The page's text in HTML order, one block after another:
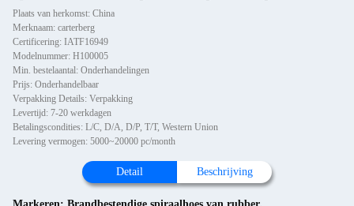
Plaats van herkomst: China
Merknaam: carterberg
Certificering: IATF16949
Modelnummer: H100005
Min. bestelaantal: Onderhandelingen
Prijs: Onderhandelbaar
Verpakking Details: Verpakking
Levertijd: 7-20 werkdagen
Betalingscondities: L/C, D/A, D/P, T/T, Western Union
Levering vermogen: 5000~20000 pc/month
Detail Beschrijving